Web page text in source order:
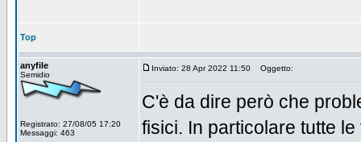
Top
anyfile
Semidio
Registrato: 27/08/05 17:20
Messaggi: 463
Inviato: 28 Apr 2022 11:50 Oggetto:
C'è da dire però che
fisici. In particolare tutte